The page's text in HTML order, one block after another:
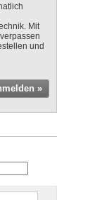
Mit
und
»